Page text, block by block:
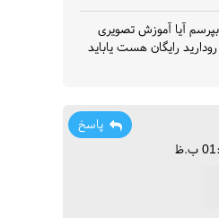
آیا آموزش تصویری
رایگان هست یاباید
پاسخ